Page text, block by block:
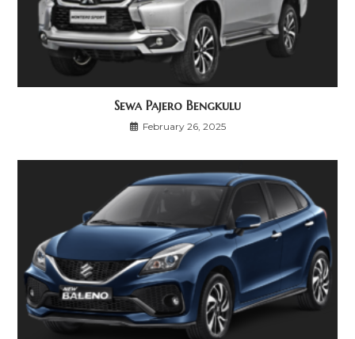
Sewa Pajero Bengkulu
February 26, 2025